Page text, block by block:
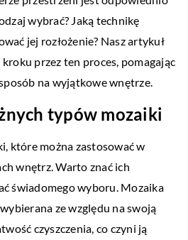
wybrać? Jaką technikę
jej rozłożenie? Nasz artykuł
przez ten proces, pomagając
na wyjątkowe wnętrze.
typów mozaiki
które można zastosować w
wnętrz. Warto znać ich
świadomego wyboru. Mozaika
ze względu na swoją
czyszczenia, co czyni ją